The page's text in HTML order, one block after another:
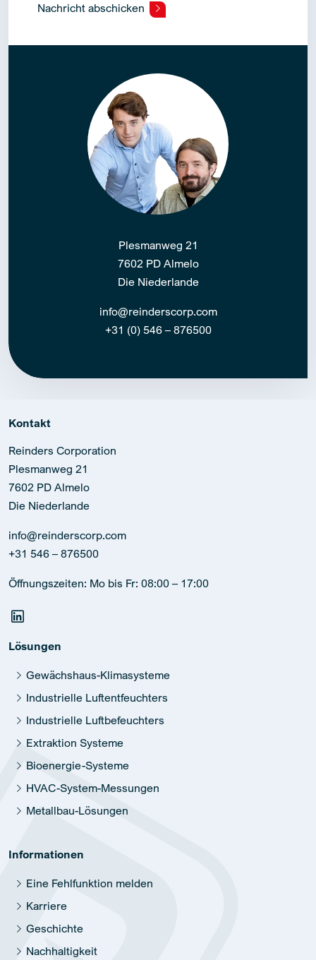
Nachricht abschicken
Plesmanweg 21
7602 PD Almelo
Die Niederlande
info@reinderscorp.com
+31 (0) 546 – 876500
Kontakt
Reinders Corporation
Plesmanweg 21
7602 PD Almelo
Die Niederlande
info@reinderscorp.com
+31 546 – 876500
Öffnungszeiten: Mo bis Fr: 08:00 – 17:00
Lösungen
Gewächshaus-Klimasysteme
Industrielle Luftentfeuchters
Industrielle Luftbefeuchters
Extraktion Systeme
Bioenergie-Systeme
HVAC-System-Messungen
Metallbau-Lösungen
Informationen
Eine Fehlfunktion melden
Karriere
Geschichte
Nachhaltigkeit